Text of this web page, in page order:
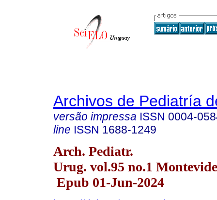
Archivos de Pediatría
versão impressa ISSN 0004-
line ISSN 1688-1249
Arch. Pediatr.
Urug. vol.95 no.1
Epub 01-Jun-2024